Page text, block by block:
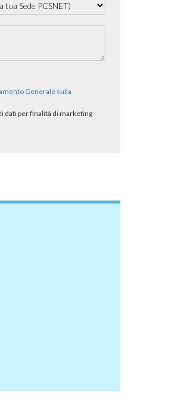
Generale sulla
dati per finalità di marketing